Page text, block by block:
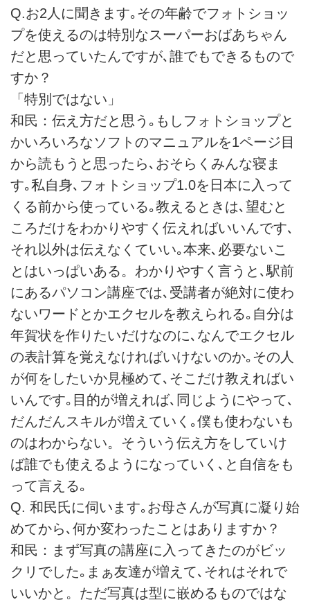
Q.お2人に聞きます｡その年齢でフォトショッ
プを使えるのは特別なスーパーおばあちゃん
だと思っていたんですが､誰でもできるもので
すか？
「特別ではない」
和民：伝え方だと思う｡もしフォトショップと
かいろいろなソフトのマニュアルを1ページ目
から読もうと思ったら､おそらくみんな寝ま
す｡私自身､フォトショップ1.0を日本に入って
くる前から使っている｡教えるときは､望むと
ころだけをわかりやすく伝えればいいんです､
それ以外は伝えなくていい｡本来､必要ないこ
とはいっぱいある。わかりやすく言うと､駅前
にあるパソコン講座では､受講者が絶対に使わ
ないワードとかエクセルを教えられる｡自分は
年賀状を作りたいだけなのに､なんでエクセル
の表計算を覚えなければいけないのか｡その人
が何をしたいか見極めて､そこだけ教えればい
いんです｡目的が増えれば､同じようにやって､
だんだんスキルが増えていく｡僕も使わないも
のはわからない。そういう伝え方をしていけ
ば誰でも使えるようになっていく､と自信をも
って言える｡
Q. 和民氏に伺います｡お母さんが写真に凝り始
めてから､何か変わったことはありますか？
和民：まず写真の講座に入ってきたのがビッ
クリでした｡まぁ友達が増えて､それはそれで
いいかと。ただ写真は型に嵌めるものではな